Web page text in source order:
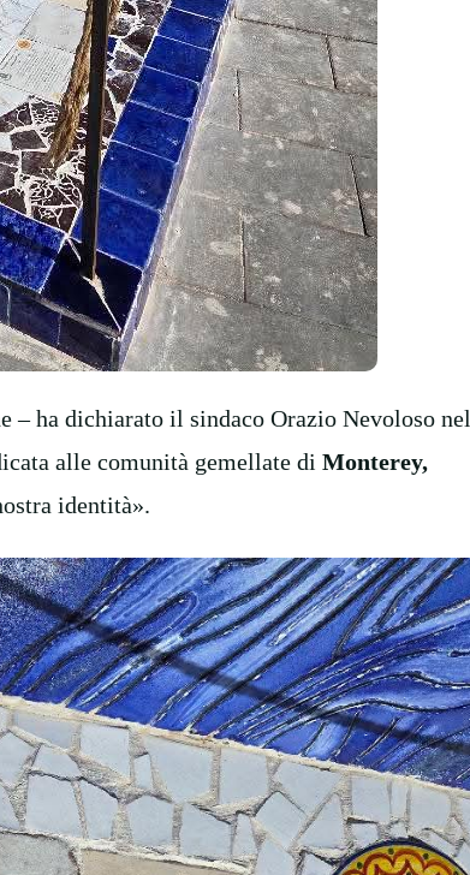
– ha dichiarato il sindaco Orazio Nevoloso nel
alle comunità gemellate di Monterey,
identità».